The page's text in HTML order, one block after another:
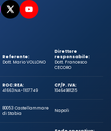
Referente:
Dott. Mario VOLLONO
Direttore
responsabile:
Dott. Francesco
CECORO
ROC:
41663
REA:
NA-1107749
CF/P. IVA:
10464981215
80053 Castellammare
di Stabia
Napoli